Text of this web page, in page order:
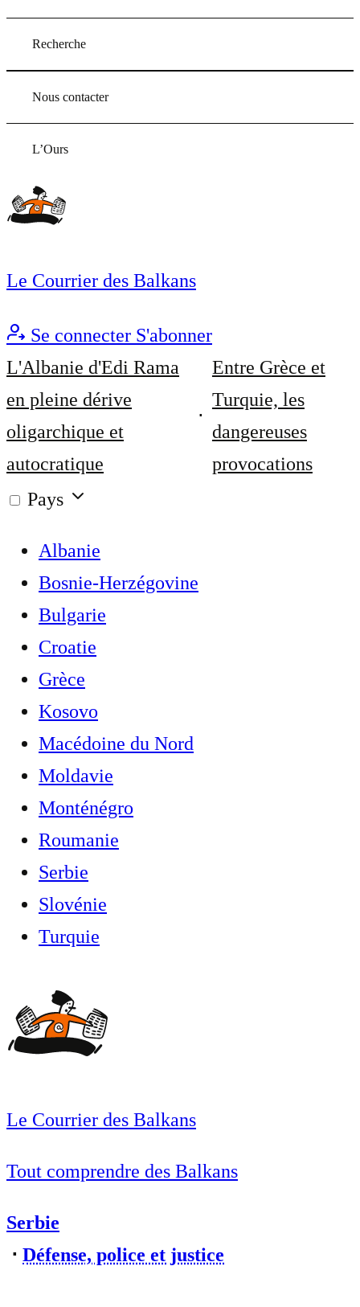
Recherche
Nous contacter
L’Ours
Le Courrier des Balkans
Se connecter S'abonner
L'Albanie d'Edi Rama
en pleine dérive
oligarchique et
autocratique
Entre Grèce et
Turquie, les
dangereuses
provocations
Pays
Albanie
Bosnie-Herzégovine
Bulgarie
Croatie
Grèce
Kosovo
Macédoine du Nord
Moldavie
Monténégro
Roumanie
Serbie
Slovénie
Turquie
Le Courrier des Balkans
Tout comprendre des Balkans
Serbie
⋅ Défense, police et justice